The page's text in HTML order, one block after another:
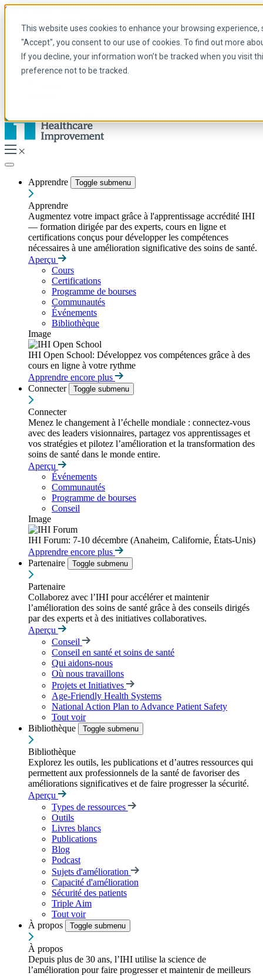
This website uses cookies to enhance your browsing
"Accept", you consent to our use of cookies. To find out more
If you decline, your information won’t be tracked when you visit
preference not to be tracked.
Skip to main content
French
Arabic
Anglais
Français
Apprendre Toggle submenu
Apprendre
Augmentez votre impact grâce à l'apprentissage accrédité IHI
— formation dirigée par des experts, cours en ligne et
certifications conçus pour développer les compétences
nécessaires à une amélioration significative des soins de santé.
Aperçu
Cours
Certifications
Programme de bourses
Communautés
Événements
Bibliothèque
Image
IHI Open School: Développez vos compétences grâce à des
cours en ligne à votre rythme
Apprendre encore plus
Connecter
Toggle submenu
Connecter
Menez le changement à l’échelle mondiale : connectez-vous
avec des leaders visionnaires, partagez vos apprentissages et
vos stratégies et pilotez l’amélioration et la transformation des
soins de santé dans le monde entire.
Aperçu
Événements
Communautés
Programme de bourses
Conseil
Image
IHI Forum: 7-10 décembre (Anaheim, Californie, États-Unis)
Apprendre encore plus
Partenaire
Toggle submenu
Partenaire
Collaborez avec l’IHI pour accélérer et maintenir
l’amélioration des soins de santé grâce à des conseils dirigés
par des experts et à des initiatives collaboratives.
Aperçu
Conseil
Conseil en santé et soins de santé
Qui aidons-nous
Où nous travaillons
Projets et Initiatives
Age-Friendly Health Systems
National Action Plan to Advance Patient Safety
Tout voir
Bibliothèque
Toggle submenu
Bibliothèque
Explorez les outils, les publications et d’autres ressources qui
permettent aux professionnels de la santé de favoriser des
améliorations significatives et de faire progresser la sécurité.
Aperçu
Types de ressources
Outils
Livres blancs
Publications
Blog
Podcast
Sujets d'amélioration
Capacité d'amélioration
Sécurité des patients
Triple Aim
Tout voir
À propos
Toggle submenu
À propos
Depuis plus de 30 ans, l’IHI utilise la science de
l’amélioration pour faire progresser et maintenir de meilleurs